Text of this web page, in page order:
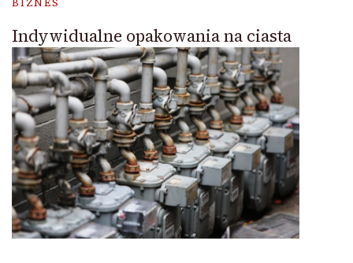
BIZNES
Indywidualne opakowania na ciasta